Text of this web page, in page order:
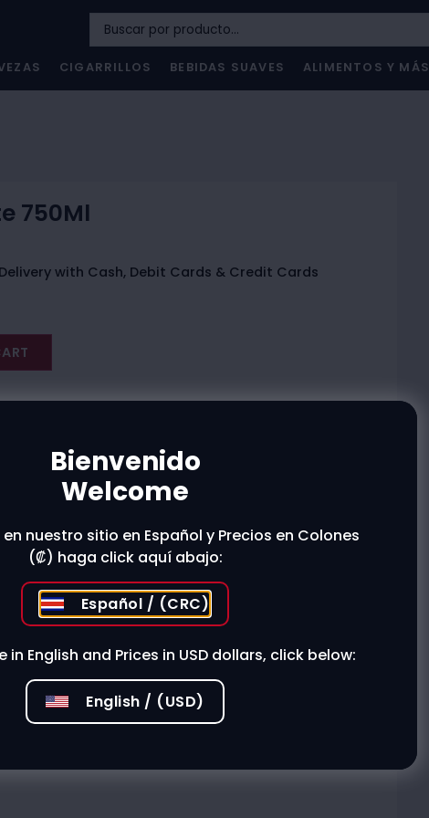
CIGARRILLOS BEBIDAS SUAVES ALIMENTOS Y MÁS
750Ml
with Cash, Debit Cards & Credit Cards
Bienvenido
Welcome
nuestro sitio en Español y Precios en Colones
(₡) haga click aquí abajo:
Español / (CRC)
in English and Prices in USD dollars, click below:
English / (USD)